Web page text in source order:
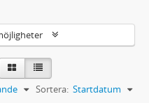
Sortera: Startdatum